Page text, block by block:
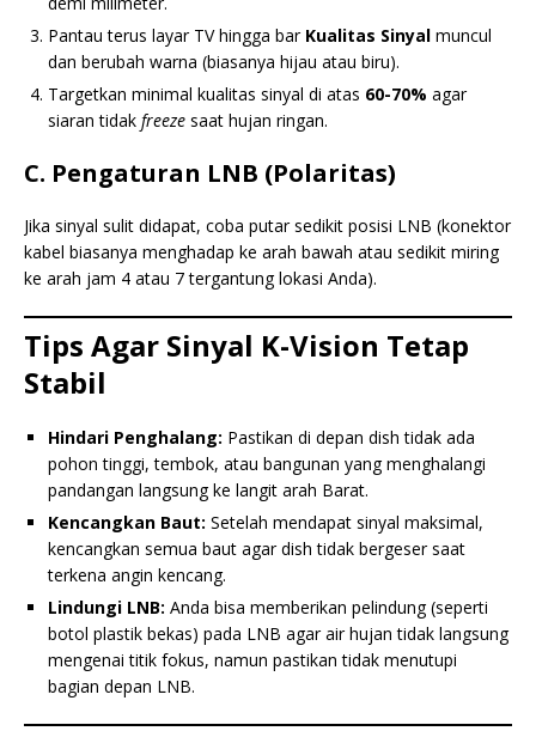
Pantau terus layar TV hingga bar Kualitas Sinyal muncul
dan berubah warna (biasanya hijau atau biru).
Targetkan minimal kualitas sinyal di atas 60-70% agar
siaran tidak freeze saat hujan ringan.
C. Pengaturan LNB (Polaritas)
Jika sinyal sulit didapat, coba putar sedikit posisi LNB (konektor
kabel biasanya menghadap ke arah bawah atau sedikit miring
ke arah jam 4 atau 7 tergantung lokasi Anda).
Tips Agar Sinyal K-Vision Tetap
Stabil
Hindari Penghalang: Pastikan di depan dish tidak ada
pohon tinggi, tembok, atau bangunan yang menghalangi
pandangan langsung ke langit arah Barat.
Kencangkan Baut: Setelah mendapat sinyal maksimal,
kencangkan semua baut agar dish tidak bergeser saat
terkena angin kencang.
Lindungi LNB: Anda bisa memberikan pelindung (seperti
botol plastik bekas) pada LNB agar air hujan tidak langsung
mengenai titik fokus, namun pastikan tidak menutupi
bagian depan LNB.